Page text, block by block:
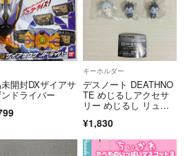
開封DXザイアサ
ドライバー
キーホルダー
デスノート DEATHNO
TE めじるしアクセサ
リー めじるし リュー
¥1,830